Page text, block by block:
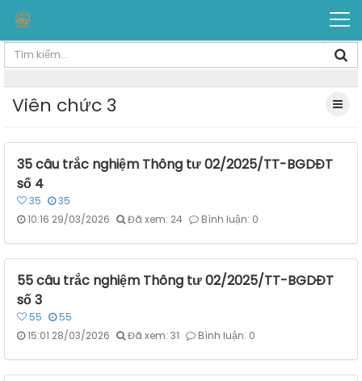
Viên chức 3
35 câu trắc nghiệm Thông tư 02/2025/TT-BGDĐT
số 4
35
35
10:16 29/03/2026
Đã xem: 24 Bình luận: 0
55 câu trắc nghiệm Thông tư 02/2025/TT-BGDĐT
số 3
55
55
15:01 28/03/2026
Đã xem: 31 Bình luận: 0